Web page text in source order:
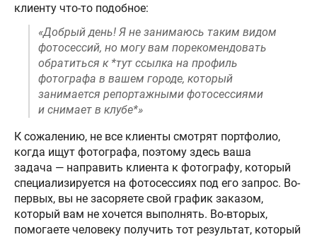
клиенту что-то подобное:
«Добрый день! Я не занимаюсь таким видом
фотосессий, но могу вам порекомендовать
обратиться к *тут ссылка на профиль
фотографа в вашем городе, который
занимается репортажными фотосессиями
и снимает в клубе*»
К сожалению, не все клиенты смотрят портфолио,
когда ищут фотографа, поэтому здесь ваша
задача — направить клиента к фотографу, который
специализируется на фотосессиях под его запрос. Во-
первых, вы не засоряете свой график заказом,
который вам не хочется выполнять. Во-вторых,
помогаете человеку получить тот результат, который